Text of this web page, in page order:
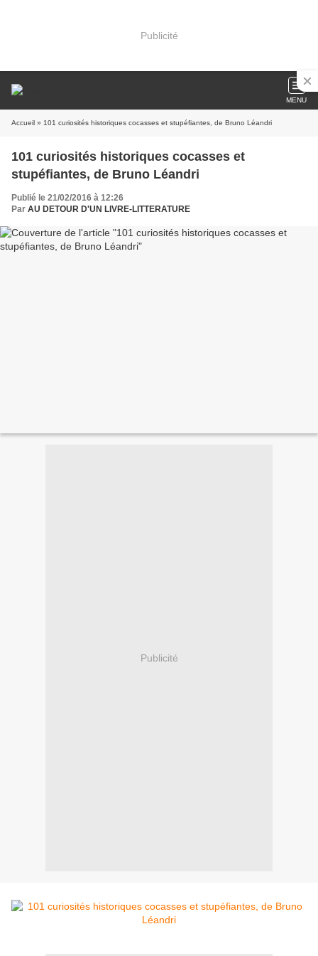
Publicité
MENU
Accueil » 101 curiosités historiques cocasses et stupéfiantes, de Bruno Léandri
101 curiosités historiques cocasses et
stupéfiantes, de Bruno Léandri
Publié le 21/02/2016 à 12:26
Par AU DETOUR D'UN LIVRE-LITTERATURE
Publicité